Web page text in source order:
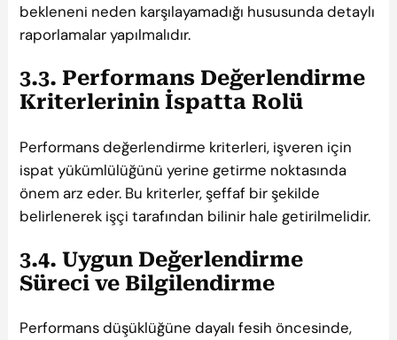
bekleneni neden karşılayamadığı hususunda detaylı
raporlamalar yapılmalıdır.
3.3. Performans Değerlendirme
Kriterlerinin İspatta Rolü
Performans değerlendirme kriterleri, işveren için
ispat yükümlülüğünü yerine getirme noktasında
önem arz eder. Bu kriterler, şeffaf bir şekilde
belirlenerek işçi tarafından bilinir hale getirilmelidir.
3.4. Uygun Değerlendirme
Süreci ve Bilgilendirme
Performans düşüklüğüne dayalı fesih öncesinde,